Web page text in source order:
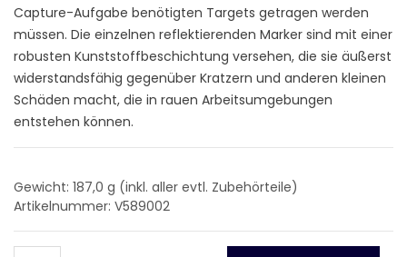
Capture-Aufgabe benötigten Targets getragen werden
müssen. Die einzelnen reflektierenden Marker sind mit einer
robusten Kunststoffbeschichtung versehen, die sie äußerst
widerstandsfähig gegenüber Kratzern und anderen kleinen
Schäden macht, die in rauen Arbeitsumgebungen
entstehen können.
Gewicht: 187,0 g (inkl. aller evtl. Zubehörteile)
Artikelnummer: V589002